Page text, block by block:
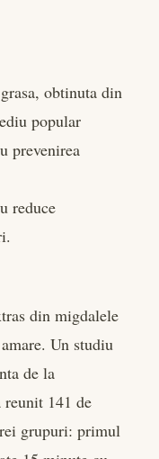
obtinuta din
popular
prevenirea
reduce
din migdalele
Un studiu
de la
141 de
grupuri: primul